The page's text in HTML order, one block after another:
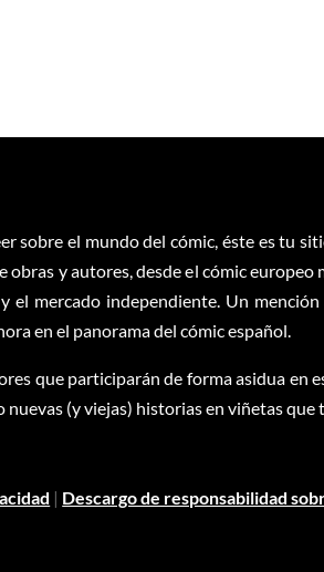
sobre el mundo del cómic, éste es tu
y autores, desde el cómic
el mercado independiente. Un
en el panorama del cómic español.
que participarán de forma asidua
(y viejas) historias en viñetas
| Descargo de responsabilidad